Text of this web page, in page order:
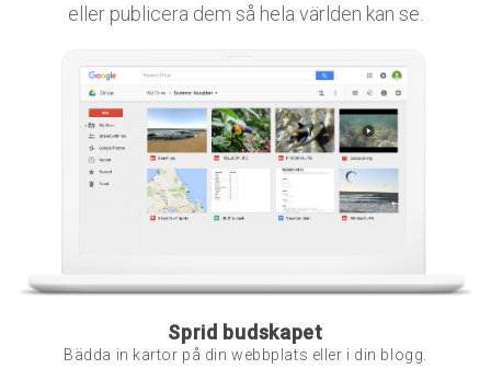
eller publicera dem så hela världen kan se.
Sprid budskapet
Bädda in kartor på din webbplats eller i din blogg.